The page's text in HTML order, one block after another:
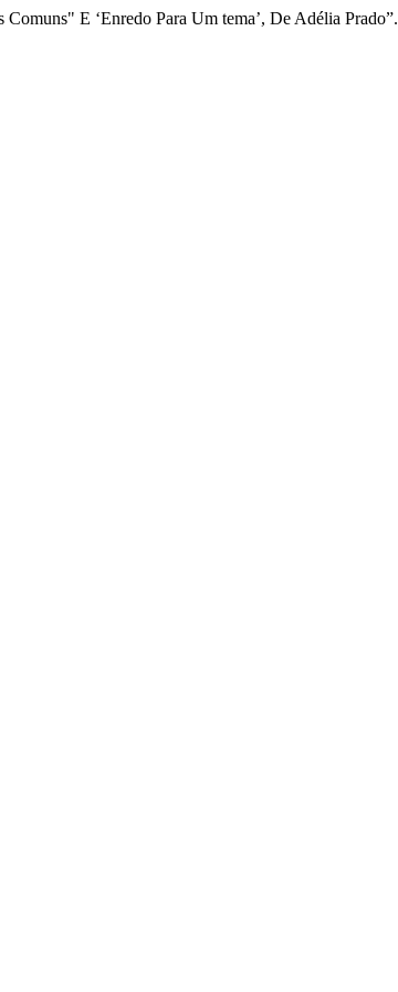
E ‘Enredo Para Um tema’, De Adélia Prado”.